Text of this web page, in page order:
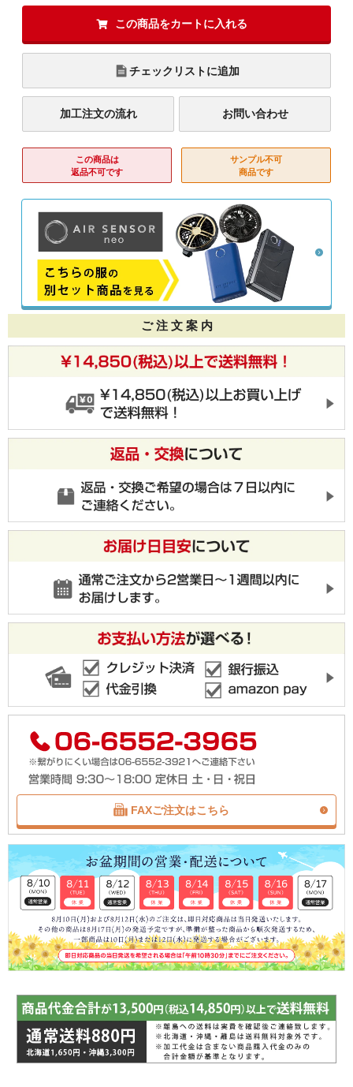
この商品をカートに入れる
チェックリストに追加
加工注文の流れ お問い合わせ
この商品は
返品不可です
サンプル不可
商品です
ご 注 文 案 内
FAXご注文はこちら